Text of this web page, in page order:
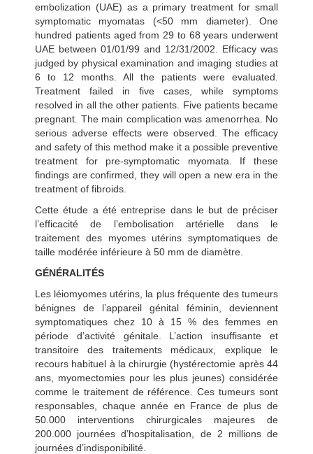
embolization (UAE) as a primary treatment for small
symptomatic myomatas (<50 mm diameter). One
hundred patients aged from 29 to 68 years underwent
UAE between 01/01/99 and 12/31/2002. Efficacy was
judged by physical examination and imaging studies at
6 to 12 months. All the patients were evaluated.
Treatment failed in five cases, while symptoms
resolved in all the other patients. Five patients became
pregnant. The main complication was amenorrhea. No
serious adverse effects were observed. The efficacy
and safety of this method make it a possible preventive
treatment for pre-symptomatic myomata. If these
findings are confirmed, they will open a new era in the
treatment of fibroids.
Cette étude a été entreprise dans le but de préciser
l’efficacité de l’embolisation artérielle dans le
traitement des myomes utérins symptomatiques de
taille modérée inférieure à 50 mm de diamètre.
GÉNÉRALITÉS
Les léiomyomes utérins, la plus fréquente des tumeurs
bénignes de l’appareil génital féminin, deviennent
symptomatiques chez 10 à 15 % des femmes en
période d’activité génitale. L’action insuffisante et
transitoire des traitements médicaux, explique le
recours habituel à la chirurgie (hystérectomie après 44
ans, myomectomies pour les plus jeunes) considérée
comme le traitement de référence. Ces tumeurs sont
responsables, chaque année en France de plus de
50.000 interventions chirurgicales majeures de
200.000 journées d’hospitalisation, de 2 millions de
journées d’indisponibilité.